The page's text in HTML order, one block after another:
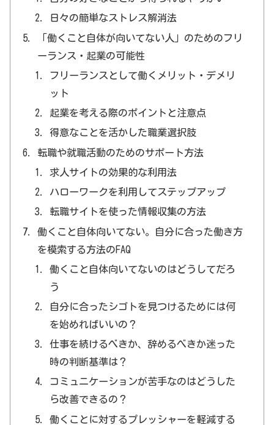
日々の簡単なストレス解消法
「働くこと自体が向いてない人」のためのフリ
ーランス・起業の可能性
フリーランスとして働くメリット・デメリ
ット
起業を考える際のポイントと注意点
得意なことを活かした職業選択肢
転職や就職活動のためのサポート方法
求人サイトの効果的な利用法
ハローワークを利用してステップアップ
転職サイトを使った情報収集の方法
働くこと自体向いてない。自分に合った働き方
を模索する方法のFAQ
働くこと自体向いてないのはどうしてだろ
う
自分に合ったシゴトを見つけるためには何
を始めればいいの？
仕事を続けるべきか、辞めるべきか迷った
時の判断基準は？
コミュニケーションが苦手なのはどうした
ら改善できるの？
働くことに対するプレッシャーを軽減する